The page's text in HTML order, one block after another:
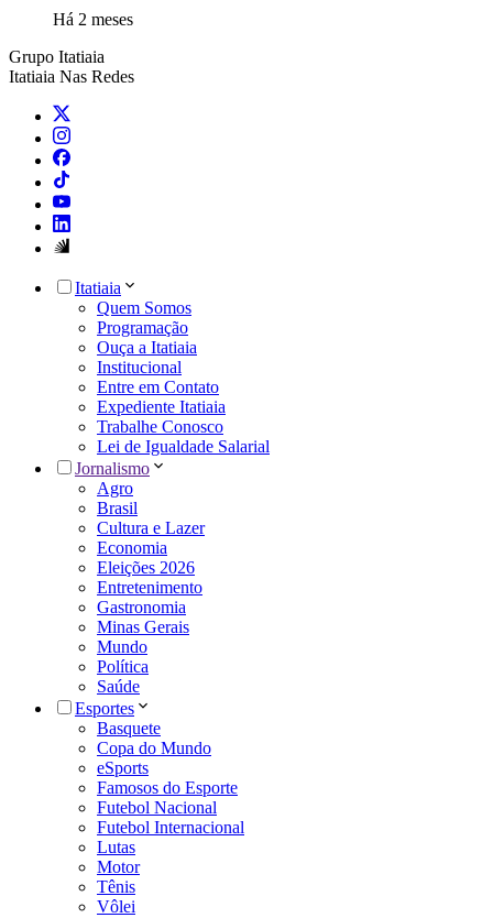
Há 2 meses
Grupo Itatiaia
Itatiaia Nas Redes
Itatiaia
Quem Somos
Programação
Ouça a Itatiaia
Institucional
Entre em Contato
Expediente Itatiaia
Trabalhe Conosco
Lei de Igualdade Salarial
Jornalismo
Agro
Brasil
Cultura e Lazer
Economia
Eleições 2026
Entretenimento
Gastronomia
Minas Gerais
Mundo
Política
Saúde
Esportes
Basquete
Copa do Mundo
eSports
Famosos do Esporte
Futebol Nacional
Futebol Internacional
Lutas
Motor
Tênis
Vôlei